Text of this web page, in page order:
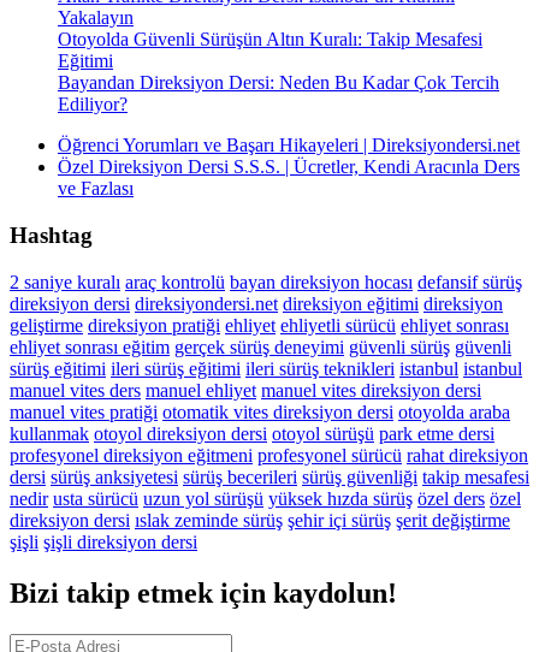
Yakalayın
Otoyolda Güvenli Sürüşün Altın Kuralı: Takip Mesafesi
Eğitimi
Bayandan Direksiyon Dersi: Neden Bu Kadar Çok Tercih
Ediliyor?
Öğrenci Yorumları ve Başarı Hikayeleri | Direksiyondersi.net
Özel Direksiyon Dersi S.S.S. | Ücretler, Kendi Aracınla Ders
ve Fazlası
Hashtag
2 saniye kuralı araç kontrolü bayan direksiyon hocası defansif sürüş
direksiyon dersi direksiyondersi.net direksiyon eğitimi direksiyon
geliştirme direksiyon pratiği ehliyet ehliyetli sürücü ehliyet sonrası
ehliyet sonrası eğitim gerçek sürüş deneyimi güvenli sürüş güvenli
sürüş eğitimi ileri sürüş eğitimi ileri sürüş teknikleri istanbul istanbul
manuel vites ders manuel ehliyet manuel vites direksiyon dersi
manuel vites pratiği otomatik vites direksiyon dersi otoyolda araba
kullanmak otoyol direksiyon dersi otoyol sürüşü park etme dersi
profesyonel direksiyon eğitmeni profesyonel sürücü rahat direksiyon
dersi sürüş anksiyetesi sürüş becerileri sürüş güvenliği takip mesafesi
nedir usta sürücü uzun yol sürüşü yüksek hızda sürüş özel ders özel
direksiyon dersi ıslak zeminde sürüş şehir içi sürüş şerit değiştirme
şişli şişli direksiyon dersi
Bizi takip etmek için kaydolun!